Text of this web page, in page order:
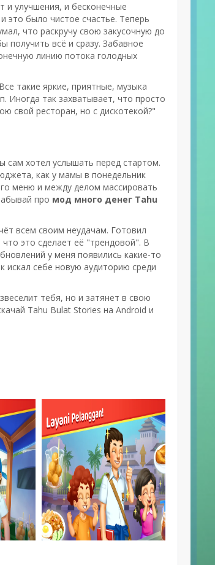
и улучшения, и бесконечные
это было чистое счастье. Теперь
что раскручу свою закусочную до
получить всё и сразу. Забавное
линию потока голодных
такие яркие, приятные, музыка
Иногда так захватывает, что просто
свой ресторан, но с дискотекой?"
сам хотел услышать перед стартом.
как у мамы в понедельник
меню и между делом массировать
про мод много денег Tahu
всем своим неудачам. Готовил
это сделает её "трендовой". В
у меня появились какие-то
искал себе новую аудиторию среди
тебя, но и затянет в свою
Tahu Bulat Stories на Android и